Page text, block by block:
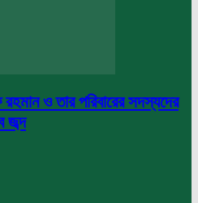
ও তার পরিবারের সদস্যদের
জব্দ